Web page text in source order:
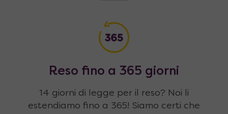
Reso fino a 365 giorni
14 giorni di legge per il reso? Noi li
estendiamo fino a 365! Siamo certi che